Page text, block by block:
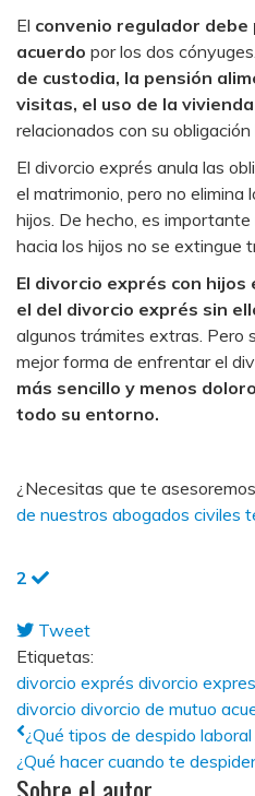
El convenio regulador
acuerdo por los dos
de custodia, la pensión
visitas, el uso de la
relacionados con su obligación
El divorcio exprés anula las
el matrimonio, pero no elimina
hijos. De hecho, es
hacia los hijos no se extingue
El divorcio exprés con
el del divorcio exprés sin
algunos trámites extras. Pero
mejor forma de enfrentar el
más sencillo y menos
todo su entorno.
¿Necesitas que te
de nuestros abogados civiles
2
Tweet
pinterest
Etiquetas:
divorcio exprés divorcio
divorcio divorcio de mutuo
¿Qué tipos de despido
¿Qué hacer cuando te